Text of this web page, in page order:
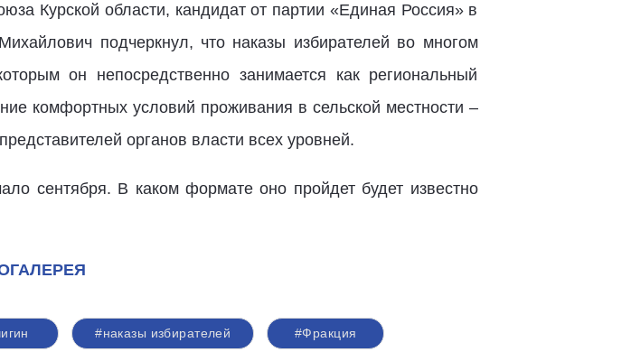
Курской области, кандидат от партии «Единая Россия» в
подчеркнул, что наказы избирателей во многом
он непосредственно занимается как региональный
комфортных условий проживания в сельской местности –
органов власти всех уровней.
сентября. В каком формате оно пройдет будет известно
#наказы избирателей #Фракция